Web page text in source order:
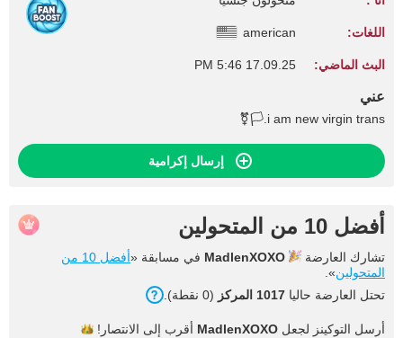
اللغات: american
البث الماضي: 17.09.25 5:46 PM
عني
i am new virgin trans.🏳️‍⚧️
إرسال إكرامية
أفضل 10 من المتحولين
تشارك العارضة MadlenXOXO في مسابقة «
أفضل 10 من
المتحولين».
تحتل العارضة حاليا 1017 المركز (0 نقطة).
أرسل التوكينز لجعل MadlenXOXO أقرب إلى الانتصار!